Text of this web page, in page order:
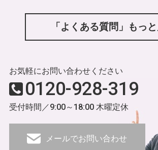
「よくある質問」もっ
お気軽にお問い合わせください
0120-928-319
受付時間／9:00～18:00 木曜定休
メールでお問い合わせ